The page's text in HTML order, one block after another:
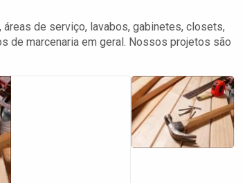
áreas de serviço, lavabos, gabinetes, closets,
de marcenaria em geral. Nossos projetos são